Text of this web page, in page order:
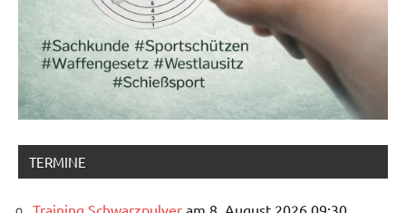
TERMINE
Training Schwarzpulver am 8. August 2026 09:30